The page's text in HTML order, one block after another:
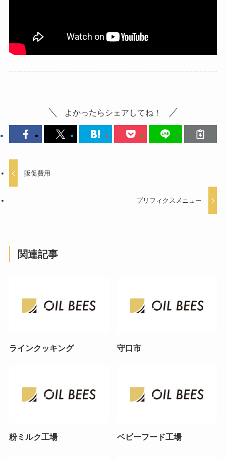
よかったらシェアしてね！
販促費用
プリフィクスメニュー
関連記事
ラインクッキング 守口市
粉ミルク工場 ベビーフード工場